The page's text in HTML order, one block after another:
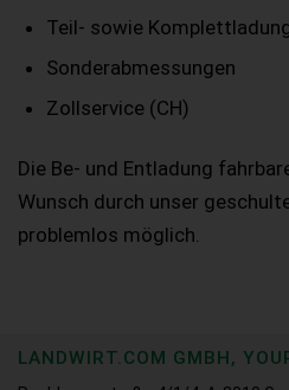
Teil- sowie
Sonderabmessungen
Zollservice (CH)
Die Be- und Entladung
Wunsch durch unser
problemlos möglich.
LANDWIRT.COM GMBH,